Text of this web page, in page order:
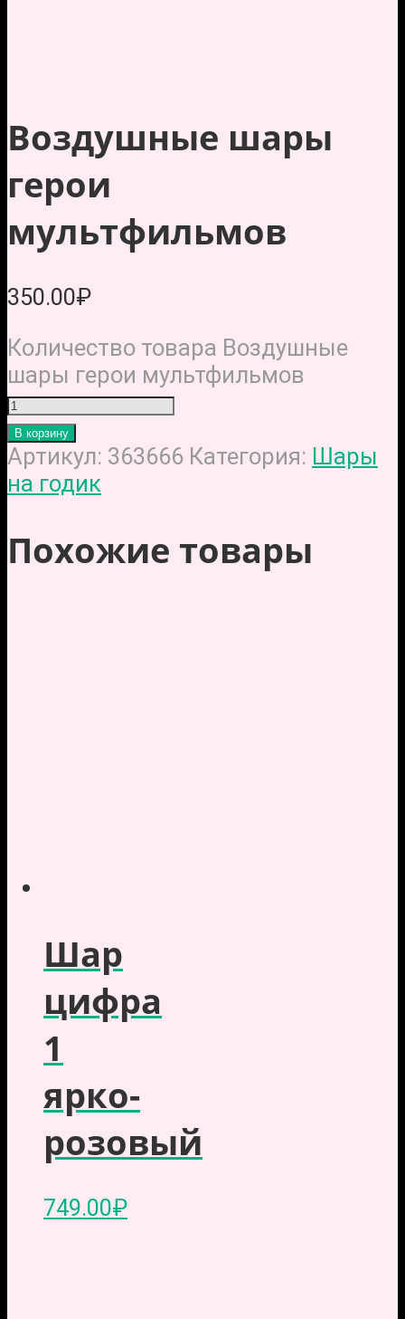
Воздушные шары
герои
мультфильмов
350.00₽
Количество товара Воздушные
шары герои мультфильмов
В корзину
Артикул: 363666 Категория: Шары
на годик
Похожие товары
Шар
цифра
1
ярко-
розовый
749.00₽